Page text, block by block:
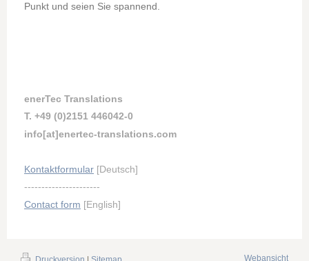
Punkt und seien Sie spannend.
enerTec Translations
T. +49 (0)2151 446042-0
info[at]enertec-translations.com
Kontaktformular [Deutsch]
----------------------
Contact form [English]
Webansicht